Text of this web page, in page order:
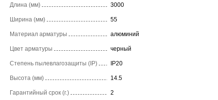
Длина (мм) 3000
Ширина (мм) 55
Материал арматуры алюминий
Цвет арматуры черный
Степень пылевлагозащиты (IP) IP20
Высота (мм) 14.5
Гарантийный срок (г.) 2